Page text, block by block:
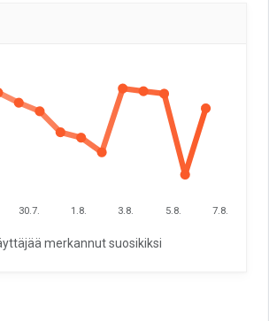
30.7. 1.8. 3.8. 5.8. 7.8.
merkannut suosikiksi